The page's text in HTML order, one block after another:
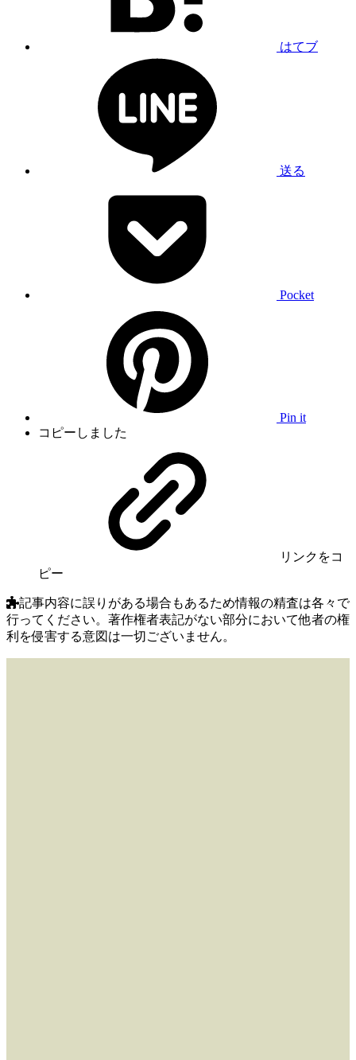
はてブ
送る
Pocket
Pin it
コピーしました
リンク をコ
ピー
記事内容に誤りがある場合もあるため情報の精査は各々で
行ってください。著作権者表記がない部分において他者の権
利を侵害する意図は一切ございません。